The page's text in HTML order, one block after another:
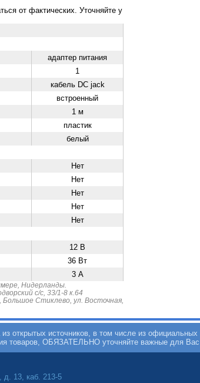
от фактических. Уточняйте у
адаптер питания
1
кабель DC jack
встроенный
1 м
пластик
белый
Нет
Нет
Нет
Нет
Нет
12 В
36 Вт
3 А
Нидерланды.
с/с, 33/1-8 к.64
Стиклево, ул. Восточная,
открытых источников, в том числе из
товаров, ОБЯЗАТЕЛЬНО уточняйте важные для
д. 13, каб. 213-5